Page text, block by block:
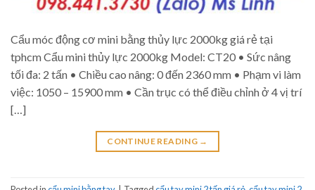
Cẩu móc động cơ mini bằng thủy lực 2000kg giá rẻ tại
tphcm Cẩu mini thủy lực 2000kg Model: CT20 • Sức nâng
tối đa: 2 tấn • Chiều cao nâng: 0 đến 2360 mm • Phạm vi làm
việc: 1050 – 15900 mm • Cần trục có thể điều chỉnh ở 4 vị trí
[…]
CONTINUE READING →